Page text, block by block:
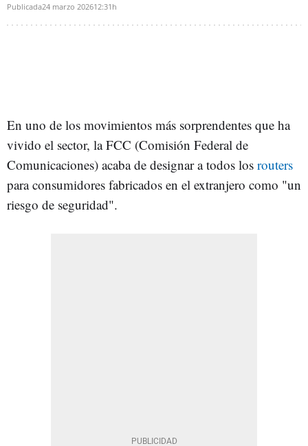
Publicada24 marzo 202612:31h
En uno de los movimientos más sorprendentes que ha
vivido el sector, la FCC (Comisión Federal de
Comunicaciones) acaba de designar a todos los routers
para consumidores fabricados en el extranjero como "un
riesgo de seguridad".